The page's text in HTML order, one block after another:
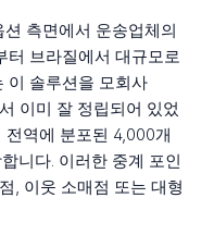
측면에서 운송업체의
터 브라질에서 대규모로
이 솔루션을 모회사
이미 잘 정립되어 있었
역에 분포된 4,000개
니다. 이러한 중계 포인
, 이웃 소매점 또는 대형